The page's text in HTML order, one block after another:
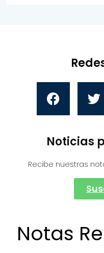
Noticias
Recibe nuestras
Notas